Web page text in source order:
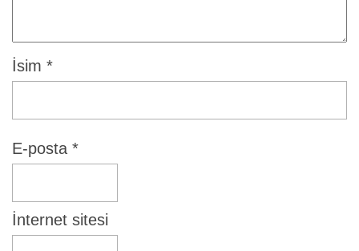
İsim *
E-posta *
İnternet sitesi